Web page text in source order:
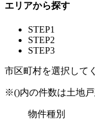
エリアから探す
STEP1
STEP2
STEP3
市区町村を選択して
※()内の件数は土地戸
物件種別